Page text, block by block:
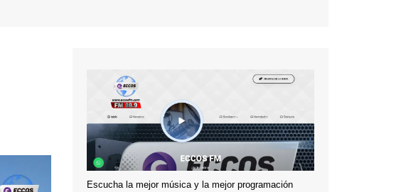
Escucha la mejor música y la mejor programación